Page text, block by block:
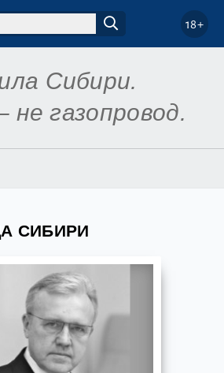
18+
Сибири.
не газопровод.
СИБИРИ